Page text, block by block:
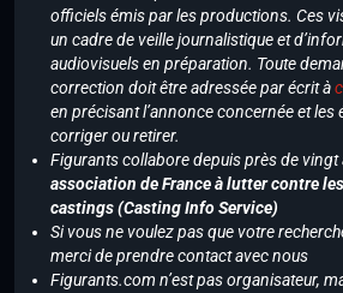
officiels émis par les productions. Ces
un cadre de veille journalistique et
audiovisuels en préparation. Toute
correction doit être adressée par écrit à
en précisant l’annonce concernée et les
corriger ou retirer.
Figurants collabore depuis près de vingt
association de France à lutter contre
castings (Casting Info Service)
Si vous ne voulez pas que votre
merci de prendre contact avec nous
Figurants.com n’est pas organisateur,